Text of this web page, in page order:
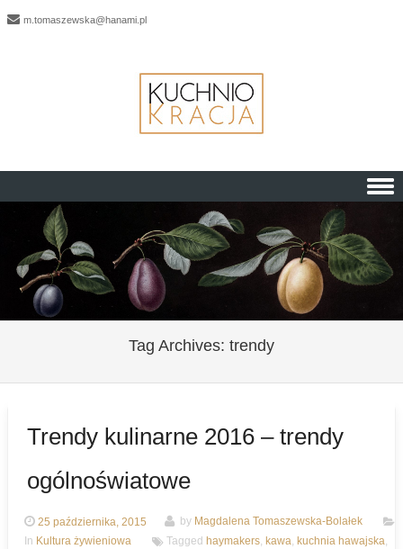
m.tomaszewska@hanami.pl
Skip to content
Tag Archives: trendy
Trendy kulinarne 2016 – trendy
ogólnoświatowe
25 października, 2015 by Magdalena Tomaszewska-Bolałek
In Kultura żywieniowa Tagged haymakers, kawa, kuchnia hawajska,